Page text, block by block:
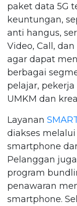
paket data 5G
keuntungan,
anti hangus,
Video, Call,
agar dapat
berbagai
pelajar,
UMKM dan
Layanan
diakses
smartphone
Pelanggan
program
penawaran
smartphone.